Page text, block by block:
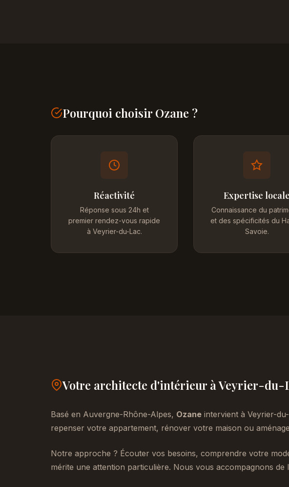
Pourquoi choisir Ozane ?
Réactivité
Réponse sous 24h et
premier rendez-vous rapide
à Veyrier-du-Lac.
Expertise locale
Connaissance du
et des spécificités du
Savoie.
Votre architecte d'intérieur à Veyrier-du-
Basé en Auvergne-Rhône-Alpes, Ozane intervient à Veyrier-
repenser votre appartement, rénover votre maison ou
Notre approche ? Écouter vos besoins, comprendre votre
mérite une attention particulière. Nous vous accompagnons de